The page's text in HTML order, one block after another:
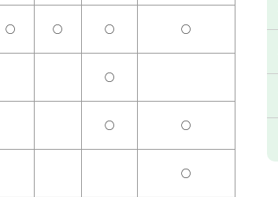
○ ○ ○ ○
○
○ ○
○